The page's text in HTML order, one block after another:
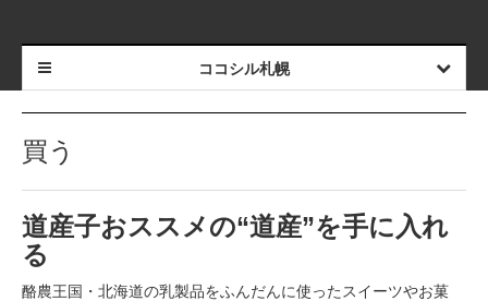
ココシル札幌
買う
道産子おススメの“道産”を手に入れ
る
酪農王国・北海道の乳製品をふんだんに使ったスイーツやお菓